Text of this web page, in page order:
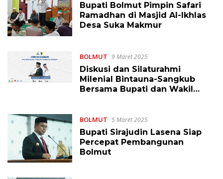
Bupati Bolmut Pimpin Safari
Ramadhan di Masjid Al-Ikhlas
Desa Suka Makmur
BOLMUT 9 Maret 2025
Diskusi dan Silaturahmi
Milenial Bintauna-Sangkub
Bersama Bupati dan Wakil
BOLMUT 5 Maret 2025
Bupati Sirajudin Lasena Siap
Percepat Pembangunan
Bolmut